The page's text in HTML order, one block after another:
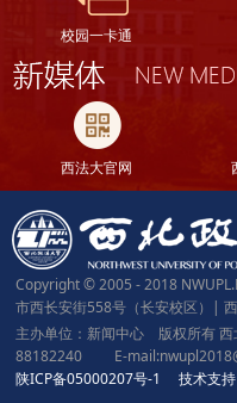
校园一卡通
西法大官网
Copyright © 2005 - 2018
市西长安街558号（长安校区）|
主办单位：新闻中心 版权所有
88182240 E-
陕ICP备05000207号-1
技术支持